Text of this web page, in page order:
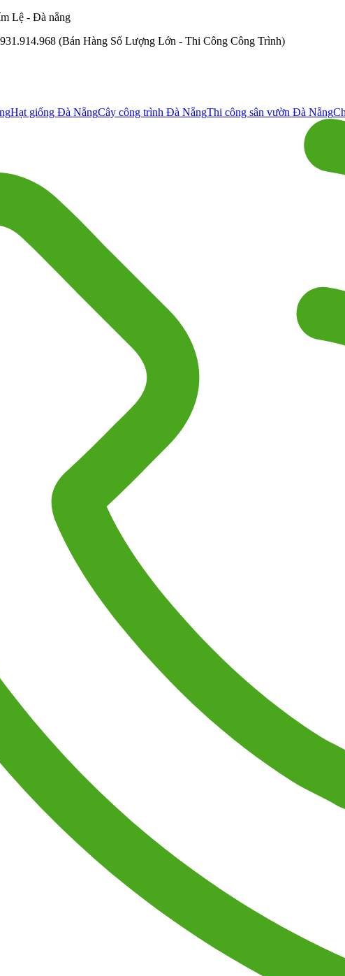
Lệ - Đà nẵng
(Bán Hàng Số Lượng Lớn - Thi Công Công Trình)
Hạt giống Đà NẵngCây công trình Đà NẵngThi công sân vườn Đà Nẵng